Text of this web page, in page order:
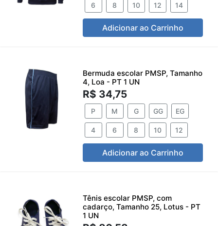
6 8 10 12 14
Adicionar ao Carrinho
Bermuda escolar PMSP, Tamanho
4, Loa - PT 1 UN
R$ 34,75
P M G GG EG
4 6 8 10 12
Adicionar ao Carrinho
Tênis escolar PMSP, com
cadarço, Tamanho 25, Lotus - PT
1 UN